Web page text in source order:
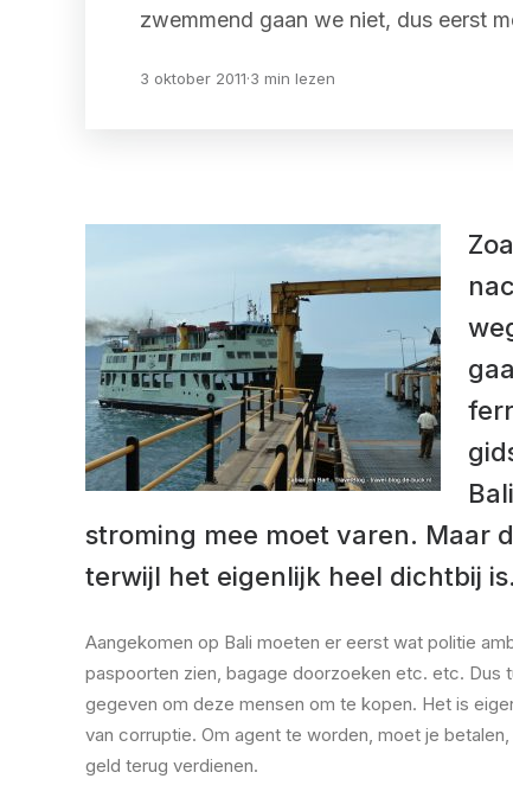
zwemmend gaan we niet, dus eerst
3 oktober 2011·3 min lezen
stroming mee moet varen. Maar
terwijl het eigenlijk heel dichtbij is.
Aangekomen op Bali moeten er eerst wat politie
paspoorten zien, bagage doorzoeken etc. etc. Dus
gegeven om deze mensen om te kopen. Het is
van corruptie. Om agent te worden, moet je
geld terug verdienen.